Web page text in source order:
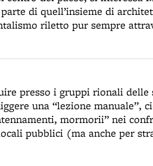
di quell’insieme di
riletto pur sempre
La severa facciata “a
L’ingresso principale
contenente una grande
tra le più singolari
utilizzata per le iniziative
in Architettura a Firenze
Negli anni Trenta è stato
Milano Linate, il Padiglione
presso i gruppi rionali delle
una “lezione manuale”,
mormorii” nei
pubblici (ma anche per
in piedi il Bollettino di